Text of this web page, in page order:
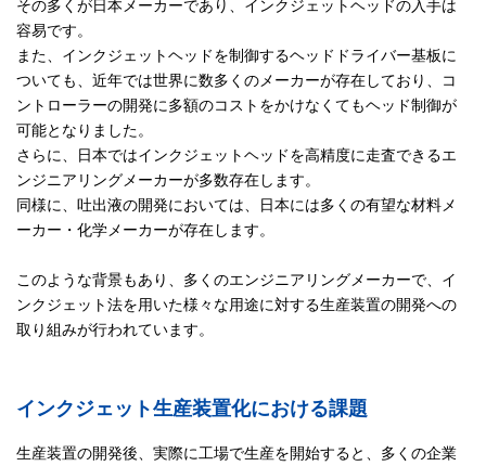
その多くが日本メーカーであり、インクジェットヘッドの入手は
容易です。
また、インクジェットヘッドを制御するヘッドドライバー基板に
ついても、近年では世界に数多くのメーカーが存在しており、コ
ントローラーの開発に多額のコストをかけなくてもヘッド制御が
可能となりました。
さらに、日本ではインクジェットヘッドを高精度に走査できるエ
ンジニアリングメーカーが多数存在します。
同様に、吐出液の開発においては、日本には多くの有望な材料メ
ーカー・化学メーカーが存在します。
このような背景もあり、多くのエンジニアリングメーカーで、イ
ンクジェット法を用いた様々な用途に対する生産装置の開発への
取り組みが行われています。
インクジェット生産装置化における課題
生産装置の開発後、実際に工場で生産を開始すると、多くの企業